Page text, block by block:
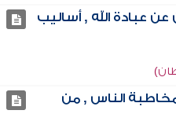
عبادة الله , أساليب
الناس , من